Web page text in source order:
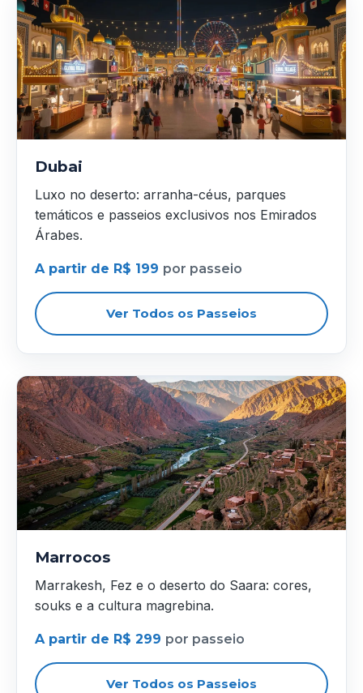
Dubai
Luxo no deserto: arranha-céus, parques
temáticos e passeios exclusivos nos Emirados
Árabes.
A partir de R$ 199 por passeio
Ver Todos os Passeios
Marrocos
Marrakesh, Fez e o deserto do Saara: cores,
souks e a cultura magrebina.
A partir de R$ 299 por passeio
Ver Todos os Passeios